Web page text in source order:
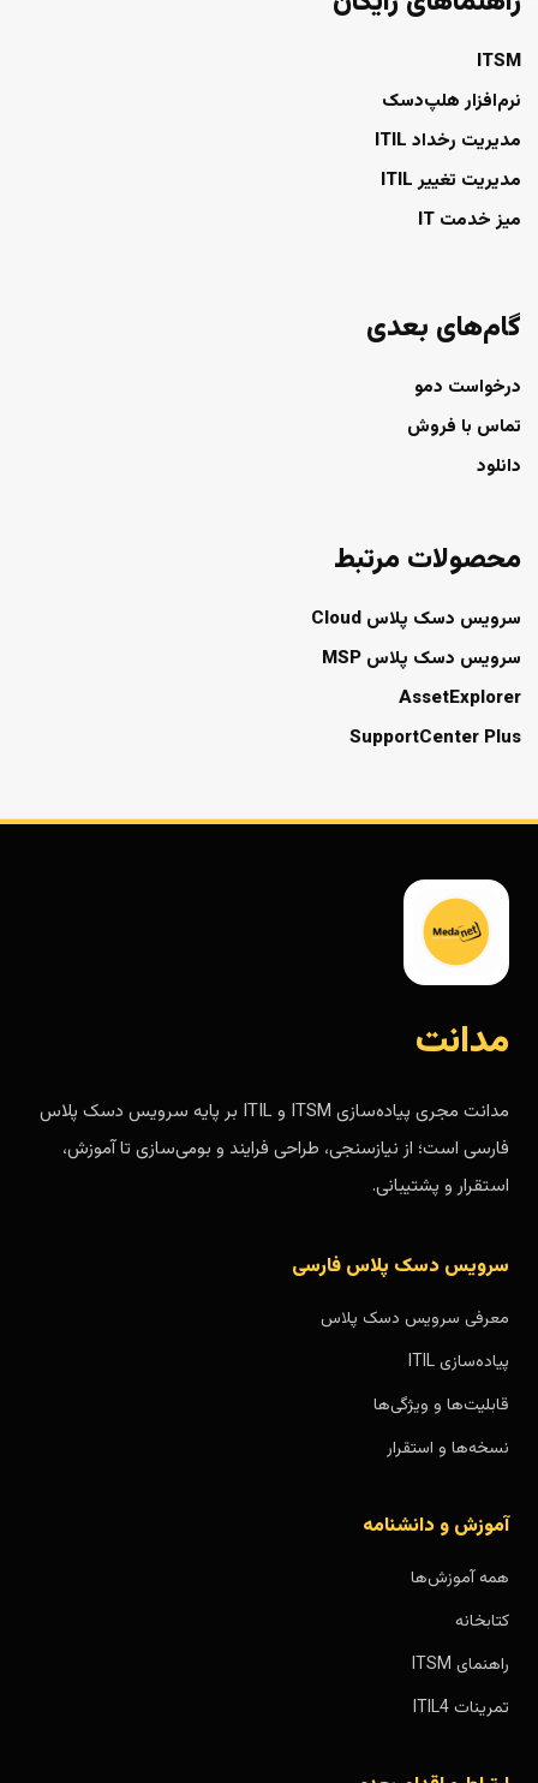
ITSM
نرم‌افزار هلپ‌دسک
مدیریت رخداد ITIL
مدیریت تغییر ITIL
میز خدمت IT
گام‌های بعدی
درخواست دمو
تماس با فروش
دانلود
محصولات مرتبط
سرویس دسک پلاس Cloud
سرویس دسک پلاس MSP
AssetExplorer
SupportCenter Plus
مدانت
مدانت مجری پیاده‌سازی ITSM و ITIL بر پایه سرویس دسک پلاس
فارسی است؛ از نیازسنجی، طراحی فرایند و بومی‌سازی تا آموزش،
استقرار و پشتیبانی.
سرویس دسک پلاس فارسی
معرفی سرویس دسک پلاس
پیاده‌سازی ITIL
قابلیت‌ها و ویژگی‌ها
نسخه‌ها و استقرار
آموزش و دانشنامه
همه آموزش‌ها
کتابخانه
راهنمای ITSM
تمرینات ITIL4